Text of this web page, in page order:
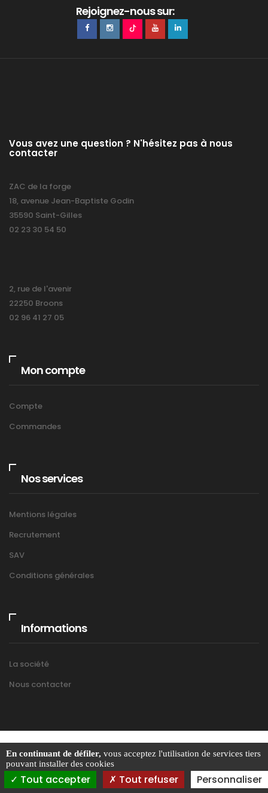
Rejoignez-nous sur:
Vous avez une question ? N'hésitez pas à nous
contacter
ZAC de la forge
18, avenue Jean-Baptiste Godin
35590 Saint-Gilles
02 23 30 54 50
2, rue de l'avenir
22250 Broons
02 96 41 27 05
Mon compte
Compte
Commandes
Nos services
Mentions légales
Recrutement
SAV
Conditions générales
Informations
La société
Nous contacter
Copyright © 2017 - Bernard Motoculture - Conception
Breizhtorm.
En continuant de défiler, vous acceptez l'utilisation de services tiers
pouvant installer des cookies
Tout accepter Tout refuser Personnaliser